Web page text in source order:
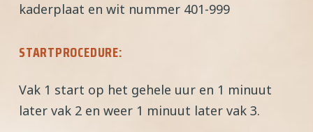
kaderplaat en wit nummer 401-999
STARTPROCEDURE:
Vak 1 start op het gehele uur en 1 minuut
later vak 2 en weer 1 minuut later vak 3.